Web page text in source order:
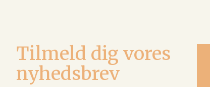
Tilmeld dig vores
nyhedsbrev